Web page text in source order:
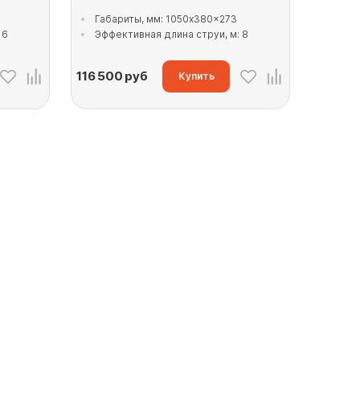
Габариты, мм: 1050x380x273
Эффективная длина струи, м: 8
116 500 руб Купить